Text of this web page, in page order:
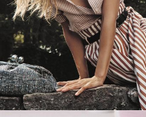
Имиджевый сайт
Soho
Смотреть